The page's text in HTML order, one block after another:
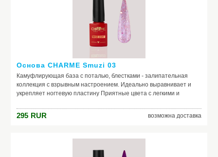
Основа CHARME Smuzi 03
Камуфлирующая база с поталью, блестками - залипательная
коллекция с взрывным настроением. Идеально выравнивает и
укрепляет ногтевую пластину Приятные цвета с легкими и
блесток, которую так и хочется рассматривать
295 RUR возможна доставка